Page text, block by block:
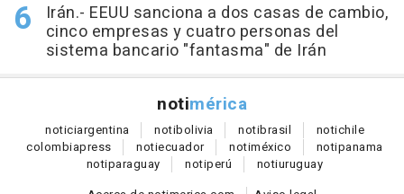
Irán.- EEUU sanciona a dos casas de cambio,
cinco empresas y cuatro personas del
sistema bancario "fantasma" de Irán
notimérica
noticiargentina notibolivia notibrasil notichile
colombiapress notiecuador notiméxico notipanama
notiparaguay notiperú notiuruguay